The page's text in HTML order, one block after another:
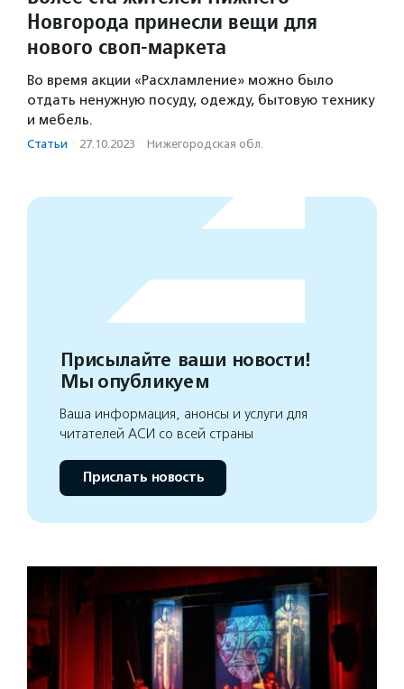
Новгорода принесли вещи для
нового своп-маркета
Во время акции «Расхламление» можно было
отдать ненужную посуду, одежду, бытовую технику
и мебель.
Статьи · 27.10.2023 · Нижегородская обл.
Присылайте ваши новости!
Мы опубликуем
Ваша информация, анонсы и услуги для
читателей АСИ со всей страны
Прислать новость